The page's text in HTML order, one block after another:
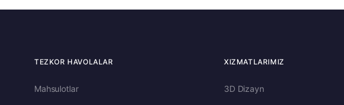
TEZKOR HAVOLALAR
Mahsulotlar
XIZMATLARIMIZ
3D Dizayn